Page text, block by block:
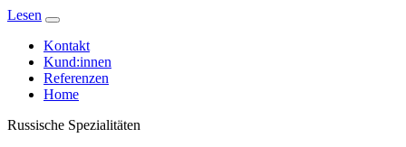
Lesen
Kontakt
Kund:innen
Referenzen
Home
Russische Spezialitäten